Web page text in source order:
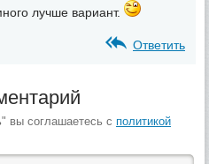
лучше вариант.
Ответить
вы соглашаетесь с политикой